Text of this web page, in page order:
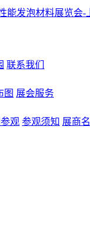
联系我们
图 展会服务
观 参观须知 展商